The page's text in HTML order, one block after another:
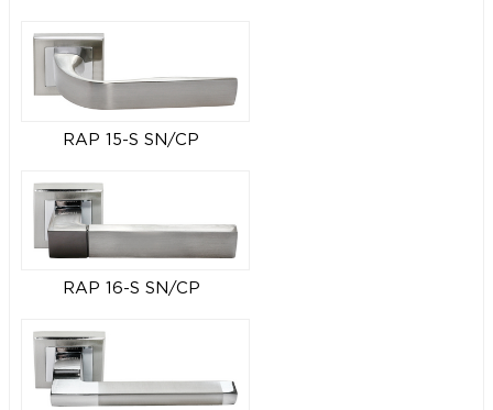
RAP 15-S SN/CP
RAP 16-S SN/CP